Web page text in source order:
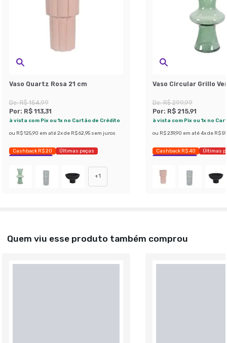
Vaso Quartz Rosa 21 cm
De:R$ 154,99
Por: R$ 113,31
à vista com Pix ou 1x no Cartão de Crédito
ou R$ 125,90 em até 2x de R$ 62,95 sem juros
Cashback R$ 20
Últimas peças
Economize 26%
+1
Vaso Circular Grillo
De:R$ 299,99
Por: R$ 215,91
à vista com Pix ou 1x no
ou R$ 239,90 em até 4x de R$
Cashback R$ 40
Últimas
Economize 28%
Quem viu esse produto também comprou